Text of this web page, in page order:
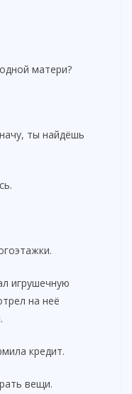
матери?
ты найдёшь
игрушечную
на неё
кредит.
вещи.